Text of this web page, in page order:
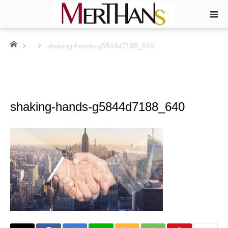
ホーム shaking-hands-g5844d7188_640
shaking-hands-g5844d7188_640